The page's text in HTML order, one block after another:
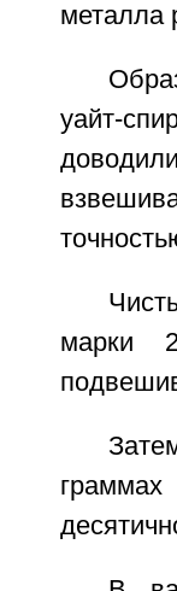
металла
уайт-
марки